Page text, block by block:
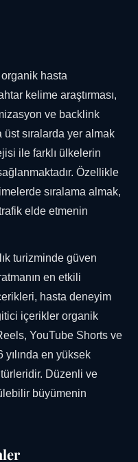
hasta
kelime araştırması,
ve backlink
üst sıralarda yer almak
ile farklı ülkelerin
Özellikle
sıralama almak,
elde etmenin
turizminde güven
en etkili
hasta deneyim
içerikler organik
YouTube Shorts ve
yılında en yüksek
Düzenli ve
büyümenin